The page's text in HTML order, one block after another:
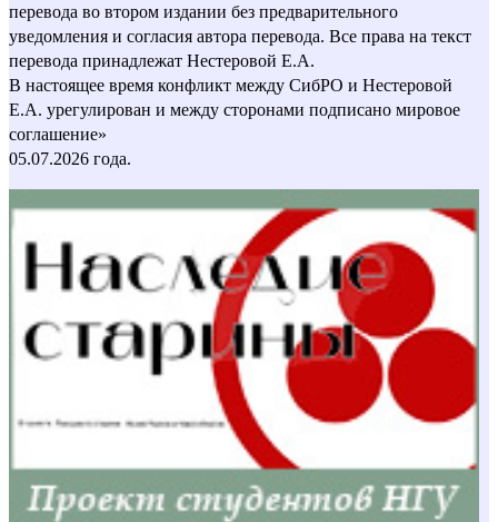
перевода во втором издании без предварительного
уведомления и согласия автора перевода. Все права на текст
перевода принадлежат Нестеровой Е.А.
В настоящее время конфликт между СибРО и Нестеровой
Е.А. урегулирован и между сторонами подписано мировое
соглашение»
05.07.2026 года.